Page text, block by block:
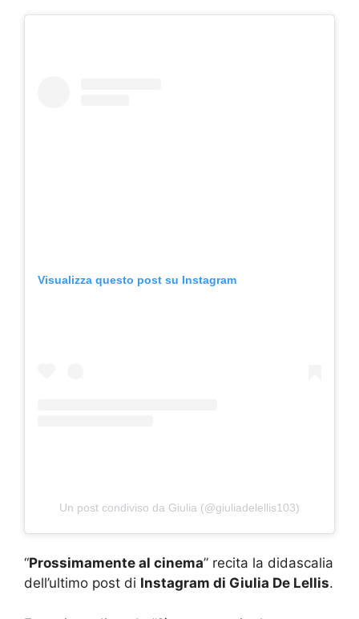
Visualizza questo post su Instagram
Un post condiviso da Giulia (@giuliadelellis103)
“Prossimamente al cinema” recita la didascalia
dell’ultimo post di Instagram di Giulia De Lellis.